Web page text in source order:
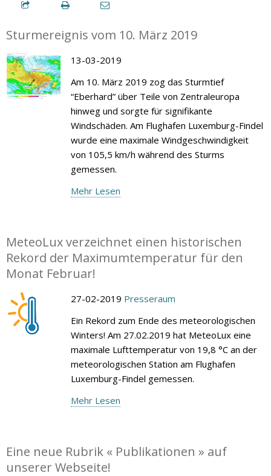
Sturmereignis vom 10. März 2019
13-03-2019
Am 10. März 2019 zog das Sturmtief
“Eberhard” über Teile von Zentraleuropa
hinweg und sorgte für signifikante
Windschäden. Am Flughafen Luxemburg-Findel
wurde eine maximale Windgeschwindigkeit
von 105,5 km/h während des Sturms
gemessen.
Mehr Lesen
MeteoLux verzeichnet einen historischen
Rekord der Maximumtemperatur für den
Monat Februar!
27-02-2019 Presseraum
Ein Rekord zum Ende des meteorologischen
Winters! Am 27.02.2019 hat MeteoLux eine
maximale Lufttemperatur von 19,8 °C an der
meteorologischen Station am Flughafen
Luxemburg-Findel gemessen.
Mehr Lesen
Eine neue Rubrik « Publikationen » auf
unserer Webseite!